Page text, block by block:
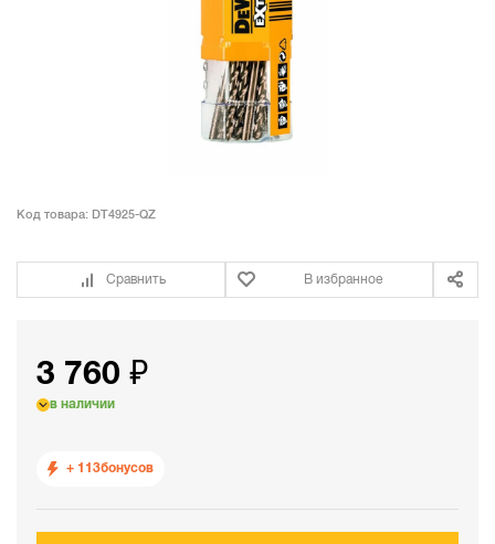
Код товара: DT4925-QZ
Сравнить В избранное
3 760 ₽
в наличии
+ 113бонусов